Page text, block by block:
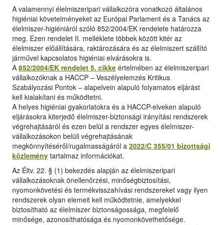
A valamennyi élelmiszeripari vállalkozóra vonatkozó általános
higiéniai követelményeket az Európai Parlament és a Tanács az
élelmiszer-higiéniáról szóló 852/2004/EK rendelete határozza
meg. Ezen rendelet II. melléklete többek között kitér az
élelmiszer előállítására, raktározására és az élelmiszert szállító
járművel kapcsolatos higiéniai elvárásokra is.
A 852/2004/EK rendelet 5. cikke értelmében az élelmiszeripari
vállalkozóknak a HACCP – Veszélyelemzés Kritikus
Szabályozási Pontok – alapelvein alapuló folyamatos eljárást
kell kialakítani és működtetni.
A helyes higiéniai gyakorlatokra és a HACCP-elveken alapuló
eljárásokra kiterjedő élelmiszer-biztonsági irányítási rendszerek
végrehajtásáról és ezen belül a rendszer egyes élelmiszer-
vállalkozásokon belüli végrehajtásának
megkönnyítéséről/rugalmasságáról a 2022/C 355/01 bizottsági
közlemény tartalmaz információkat.
Az Éltv. 22. § (1) bekezdés alapján az élelmiszeripari
vállalkozásoknak önellenőrzési, minőségbiztosítási,
nyomonkövetési és termékvisszahívási rendszereket vagy ilyen
rendszerek olyan elemeit kell működtetnie, amelyekkel
biztosítható az élelmiszer biztonságossága, megfelelő
minősége, azonosíthatósága és nyomonkövethetősége.